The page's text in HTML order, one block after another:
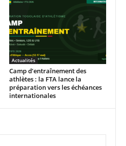
Actualités
Camp d’entraînement des
athlètes : la FTA lance la
préparation vers les échéances
internationales